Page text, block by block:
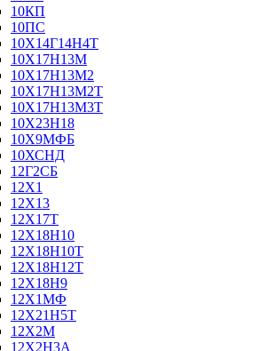
10КП
10ПС
10Х14Г14Н4Т
10Х17Н13М
10Х17Н13М2
10Х17Н13М2Т
10Х17Н13М3Т
10Х23Н18
10Х9МФБ
10ХСНД
12Г2СБ
12Х1
12Х13
12Х17Т
12Х18Н10
12Х18Н10Т
12Х18Н12Т
12Х18Н9
12Х1МФ
12Х21Н5Т
12Х2М
12Х2Н3А